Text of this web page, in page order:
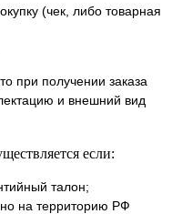
(чек, либо товарная
при получении заказа
и внешний вид
если:
талон;
на территорию РФ